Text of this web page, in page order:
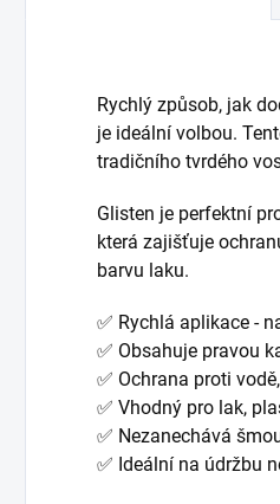
Rychlý způsob, jak
je ideální volbou.
tradičního tvrdého
Glisten je perfektní
která zajišťuje
barvu laku.
✅ Rychlá aplikace -
✅ Obsahuje pravou
✅ Ochrana proti
✅ Vhodný pro lak,
✅ Nezanechává
✅ Ideální na údržbu